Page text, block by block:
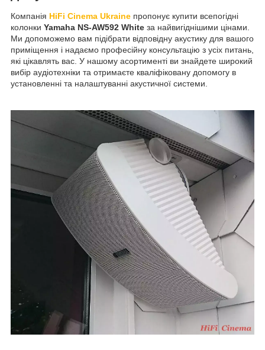
Компанія HiFi Cinema Ukraine пропонує купити всепогідні
колонки Yamaha NS-AW592 White за найвигіднішими цінами.
Ми допоможемо вам підібрати відповідну акустику для вашого
приміщення і надаємо професійну консультацію з усіх питань,
які цікавлять вас. У нашому асортименті ви знайдете широкий
вибір аудіотехніки та отримаєте кваліфіковану допомогу в
установленні та налаштуванні акустичної системи.